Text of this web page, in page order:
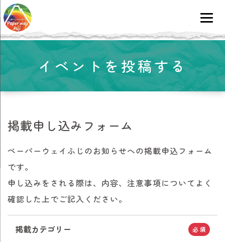
コ
ン
テ
ン
に
イベントを投稿する
掲載申し込みフォーム
ペーパーウェイふじのお知らせへの掲載申込フォーム
です。
申し込みをされる際は、内容、注意事項についてよく
確認した上でご記入ください。
掲載カテゴリー 必須